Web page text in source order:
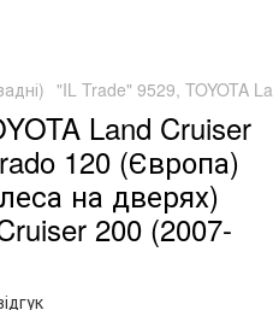
"IL Trade" 9529, TOYOTA
Land Cruiser
120 (Європа)
на дверях)
200 (2007-